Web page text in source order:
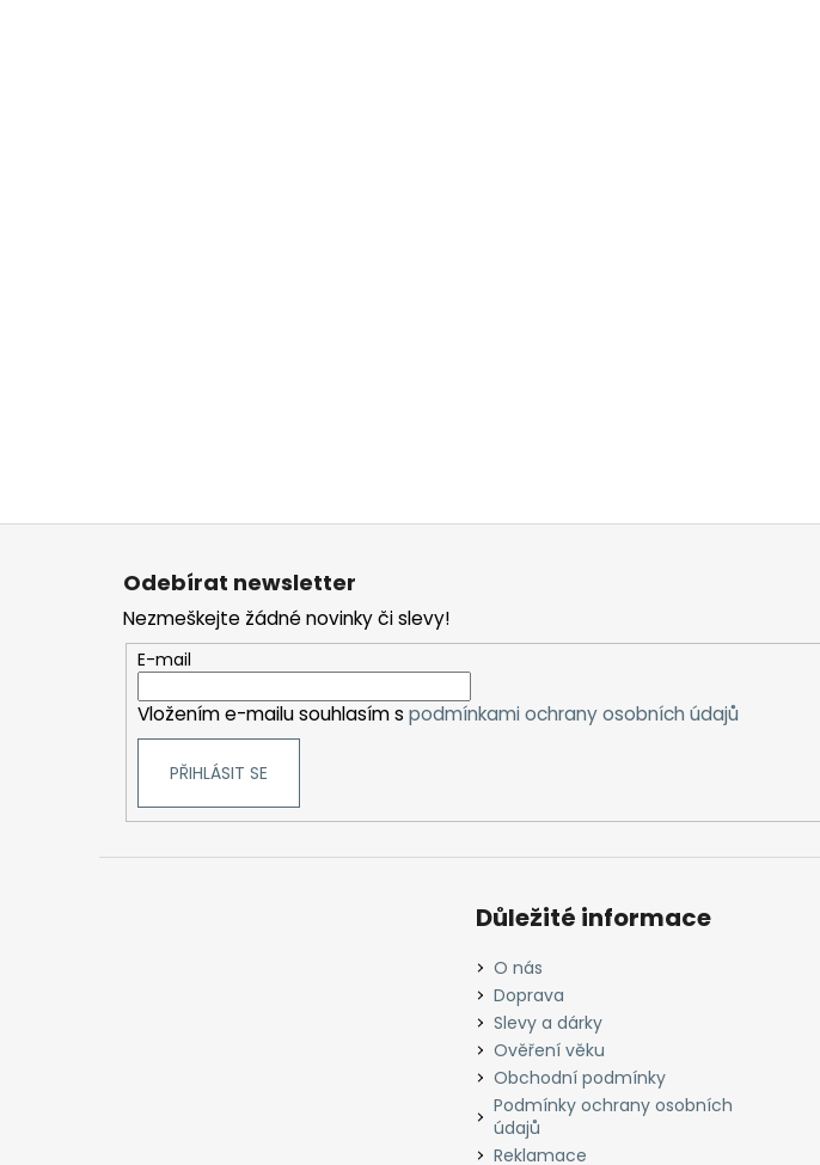
Z
Odebírat newsletter
Nezmeškejte žádné novinky či slevy!
E-mail
Vložením e-mailu souhlasím s podmínkami ochrany osobních údajů
PŘIHLÁSIT SE
Důležité informace
O nás
Doprava
Slevy a dárky
Ověření věku
Obchodní podmínky
Podmínky ochrany osobních
údajů
Reklamace